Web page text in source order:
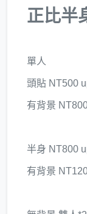
正比半
單人
頭貼 NT500
有背景
半身 NT800
有背景